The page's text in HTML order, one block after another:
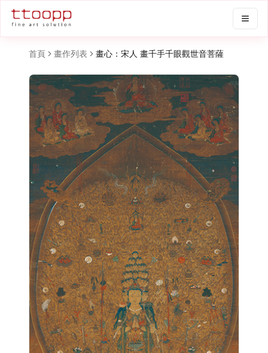
首頁 畫作列表 畫心：宋人 畫千手千眼觀世音菩薩